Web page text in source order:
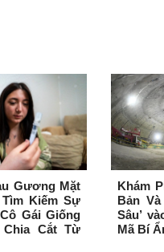
Gương Mặt
Kiếm Sự
Gái Giống
Chia Cắt Từ
Khám
Bản
Sâu’
Mã Bí